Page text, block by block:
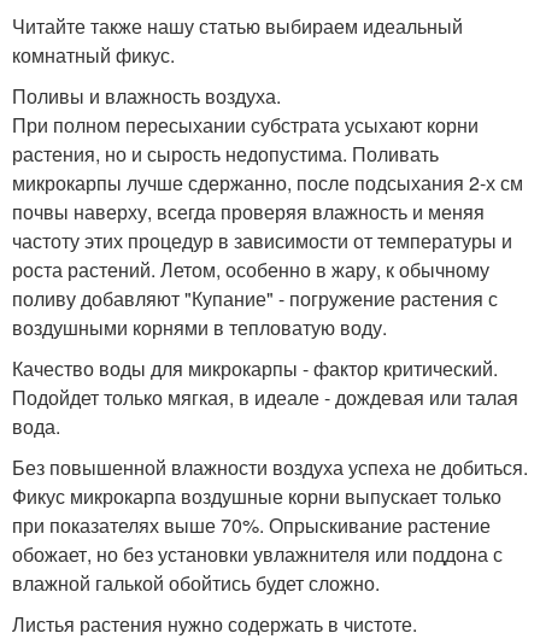
Читайте также нашу статью выбираем идеальный
комнатный фикус.
Поливы и влажность воздуха.
При полном пересыхании субстрата усыхают корни
растения, но и сырость недопустима. Поливать
микрокарпы лучше сдержанно, после подсыхания 2-х см
почвы наверху, всегда проверяя влажность и меняя
частоту этих процедур в зависимости от температуры и
роста растений. Летом, особенно в жару, к обычному
поливу добавляют "Купание" - погружение растения с
воздушными корнями в тепловатую воду.
Качество воды для микрокарпы - фактор критический.
Подойдет только мягкая, в идеале - дождевая или талая
вода.
Без повышенной влажности воздуха успеха не добиться.
Фикус микрокарпа воздушные корни выпускает только
при показателях выше 70%. Опрыскивание растение
обожает, но без установки увлажнителя или поддона с
влажной галькой обойтись будет сложно.
Листья растения нужно содержать в чистоте.